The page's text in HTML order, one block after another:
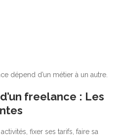
dépend d’un métier à un autre.
freelance : Les
fixer ses tarifs, faire sa